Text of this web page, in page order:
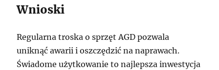
Wnioski
Regularna troska o sprzęt AGD pozwala
uniknąć awarii i oszczędzić na naprawach.
Świadome użytkowanie to najlepsza inwestycja